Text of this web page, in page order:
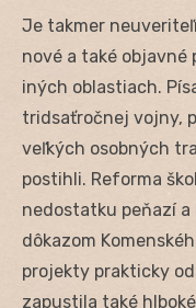
Je takmer
nové a také objavné
iných oblastiach.
tridsaťročnej vojny,
veľkých osobných
postihli. Reforma
nedostatku peňazí
dôkazom
projekty prakticky
zapustila také